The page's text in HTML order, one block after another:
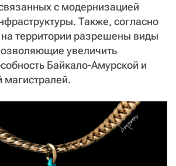
с модернизацией
Также, согласно
на территории разрешены виды
увеличить
Байкало-Амурской и
магистралей.